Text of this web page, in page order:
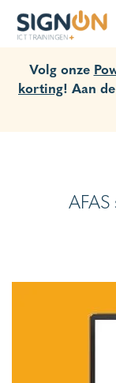
Volg onze
korting! Aan